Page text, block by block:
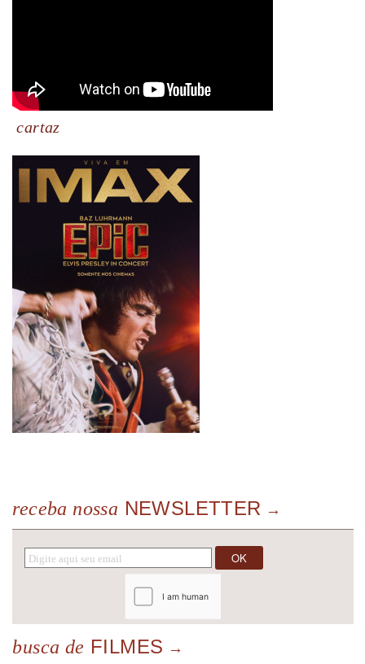
cartaz
receba nossa NEWSLETTER
busca de FILMES